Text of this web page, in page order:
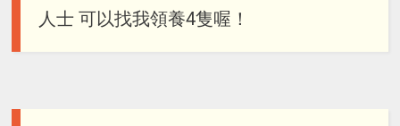
人士 可以找我領養4隻喔！